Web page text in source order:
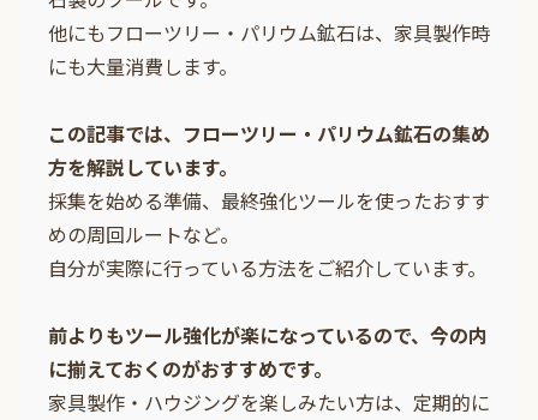
他にもフローツリー・パリウム鉱石は、家具製作時
にも大量消費します。
この記事では、フローツリー・パリウム鉱石の集め
方を解説しています。
採集を始める準備、最終強化ツールを使ったおすす
めの周回ルートなど。
自分が実際に行っている方法をご紹介しています。
前よりもツール強化が楽になっているので、今の内
に揃えておくのがおすすめです。
家具製作・ハウジングを楽しみたい方は、定期的に